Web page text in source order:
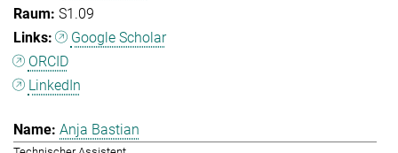
S1.09
Google Scholar
ORCID
LinkedIn
Anja Bastian